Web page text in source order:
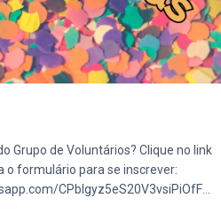
Grupo de Voluntários? Clique no link
o formulário para se inscrever:
CPblgyz5eS20V3vsiPiOfF?